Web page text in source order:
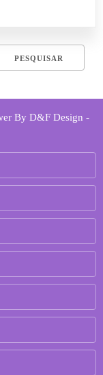
By D&F Design -